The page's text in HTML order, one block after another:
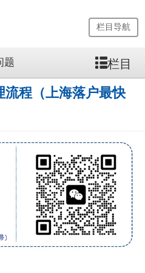
栏目导航
题 栏目
流程（上海落户最快